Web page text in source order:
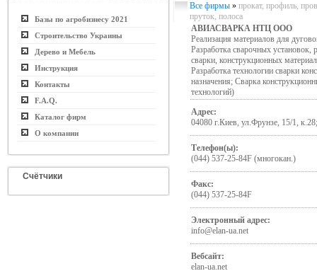
Базы по агробизнесу 2021
Строительство Украины
Дерево и Мебель
Инструкция
Контакты
F.A.Q.
Каталог фирм
О компании
Счётчики
Все фирмы » прокат, профиль,
пруток, полоса
АВИАСВАРКА НТЦ ООО
Реализация материалов для
Разработка сварочных установок,
сварки, конструкционных
Разработка технологии сварки
назначения; Сварка
технологий)
Адрес:
04080 г.Киев, ул.Фрунзе, 15/1,
Телефон(ы):
(044) 537-25-84F (многокан.)
Факс:
(044) 537-25-84F
Электронный адрес:
info@elan-ua.net
Вебсайт:
elan-ua.net